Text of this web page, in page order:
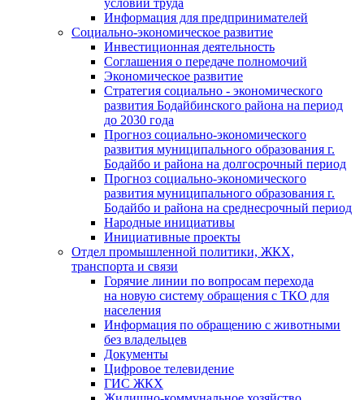
условий труда
Информация для предпринимателей
Социально-экономическое развитие
Инвестиционная деятельность
Соглашения о передаче полномочий
Экономическое развитие
Стратегия социально - экономического
развития Бодайбинского района на период
до 2030 года
Прогноз социально-экономического
развития муниципального образования г.
Бодайбо и района на долгосрочный период
Прогноз социально-экономического
развития муниципального образования г.
Бодайбо и района на среднесрочный период
Народные инициативы
Инициативные проекты
Отдел промышленной политики, ЖКХ,
транспорта и связи
Горячие линии по вопросам перехода
на новую систему обращения с ТКО для
населения
Информация по обращению с животными
без владельцев
Документы
Цифровое телевидение
ГИС ЖКХ